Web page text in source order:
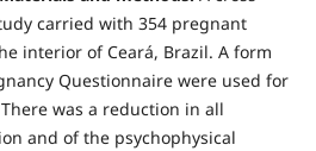
carried with 354 pregnant
interior of Ceará, Brazil. A form
Questionnaire were used for
was a reduction in all
and of the psychophysical